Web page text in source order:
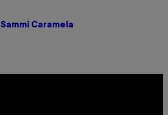
Sammi Caramela